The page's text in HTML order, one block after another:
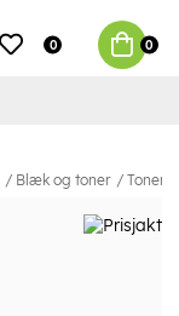
0 0
Blæk og toner Toner